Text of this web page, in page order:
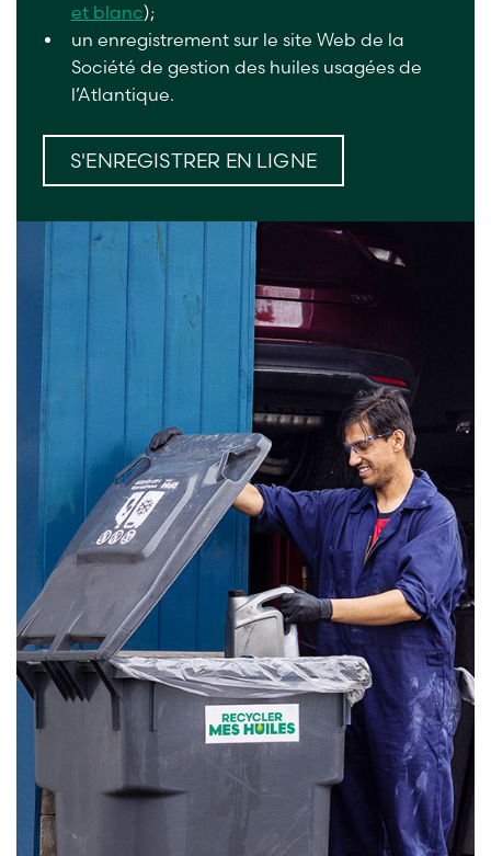
et blanc);
un enregistrement sur le site Web de la
Société de gestion des huiles usagées de
l’Atlantique.
S'ENREGISTRER EN LIGNE